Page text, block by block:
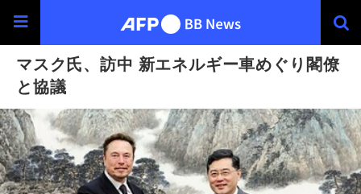
マスク氏、訪中 新エネルギー車めぐり閣僚
と協議